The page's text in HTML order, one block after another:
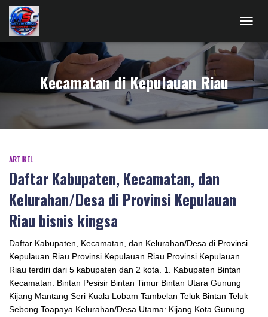
Kecamatan di Kepulauan Riau
ARTIKEL
Daftar Kabupaten, Kecamatan, dan
Kelurahan/Desa di Provinsi Kepulauan
Riau bisnis kingsa
Daftar Kabupaten, Kecamatan, dan Kelurahan/Desa di Provinsi
Kepulauan Riau Provinsi Kepulauan Riau Provinsi Kepulauan
Riau terdiri dari 5 kabupaten dan 2 kota. 1. Kabupaten Bintan
Kecamatan: Bintan Pesisir Bintan Timur Bintan Utara Gunung
Kijang Mantang Seri Kuala Lobam Tambelan Teluk Bintan Teluk
Sebong Toapaya Kelurahan/Desa Utama: Kijang Kota Gunung